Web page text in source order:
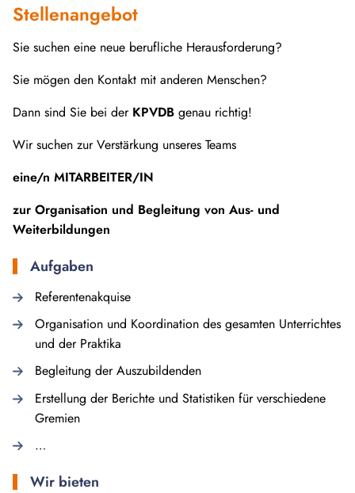
Stellenangebot
Sie suchen eine neue berufliche Herausforderung?
Sie mögen den Kontakt mit anderen Menschen?
Dann sind Sie bei derKPVDB genau richtig!
Wir suchen zur Verstärkung unseres Teams
eine/n MITARBEITER/IN
zur Organisation und Begleitung von Aus- und
Weiterbildungen
Aufgaben
Referentenakquise
Organisation und Koordination des gesamten Unterrichtes
und der Praktika
Begleitung der Auszubildenden
Erstellung der Berichte und Statistiken für verschiedene
Gremien
…
Wir bieten